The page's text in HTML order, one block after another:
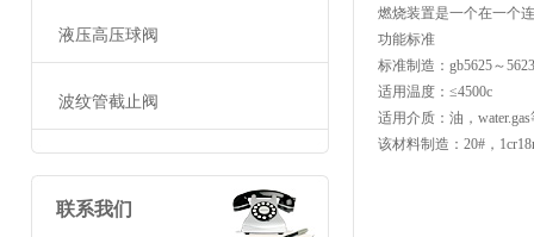
液压高压球阀
波纹管截止阀
联系我们
燃烧装置是一个在一个
功能标准
标准制造：gb5625～
适用温度：≤4500c
适用介质：油，
该材料制造：20#，